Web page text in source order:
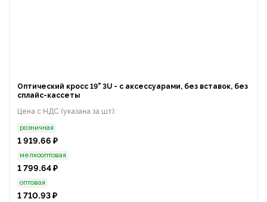
Оптический кросс 19" 3U - с аксессуарами, без вставок, без
сплайс-кассеты
Цена с НДС (указана за шт):
розничная
1 919.66 ₽
мелкооптовая
1 799.64 ₽
оптовая
1 710.93 ₽